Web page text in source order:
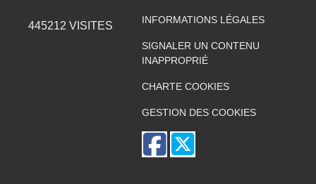
445212 VISITES INFORMATIONS LÉGALES
SIGNALER UN CONTENU
INAPPROPRIÉ
CHARTE COOKIES
GESTION DES COOKIES